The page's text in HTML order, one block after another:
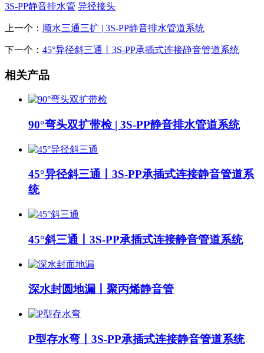
3S-PP静音排水管 异径接头
上一个： 顺水三通三扩 | 3S-PP静音排水管道系统
下一个： 45°异径斜三通丨3S-PP承插式连接静音管道系统
相关产品
90°弯头双扩带检 | 3S-PP静音排水管道系统
45°异径斜三通丨3S-PP承插式连接静音管道系
统
45°斜三通丨3S-PP承插式连接静音管道系统
深水封圆地漏丨聚丙烯静音管
P型存水弯丨3S-PP承插式连接静音管道系统